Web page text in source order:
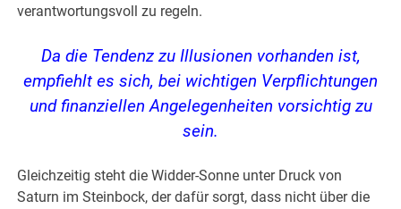
verantwortungsvoll zu regeln.
Da die Tendenz zu Illusionen vorhanden ist,
empfiehlt es sich, bei wichtigen Verpflichtungen
und finanziellen Angelegenheiten vorsichtig zu
sein.
Gleichzeitig steht die Widder-Sonne unter Druck von
Saturn im Steinbock, der dafür sorgt, dass nicht über die